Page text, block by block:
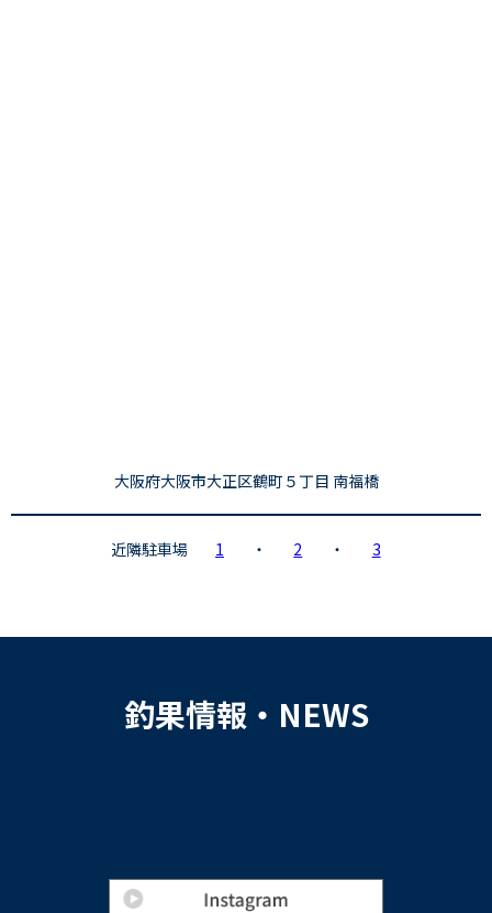
大阪府大阪市大正区鶴町５丁目 南福橋
近隣駐車場 1 ・ 2 ・ 3
釣果情報・NEWS